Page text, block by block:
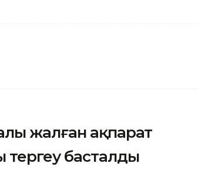
жалған ақпарат
тергеу басталды